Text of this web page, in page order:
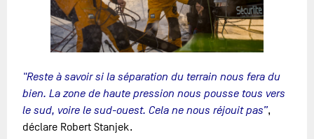
"Reste à savoir si la séparation du terrain nous fera du
bien. La zone de haute pression nous pousse tous vers
le sud, voire le sud-ouest. Cela ne nous réjouit pas”,
déclare Robert Stanjek.